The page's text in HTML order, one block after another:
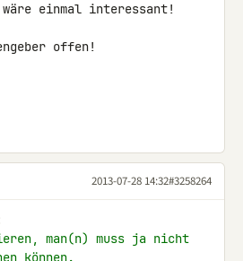
einmal interessant!
offen!
2013-07-28 14:32#3258264
man(n) muss ja nicht
können.